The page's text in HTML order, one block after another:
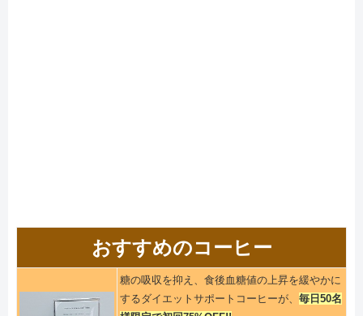
おすすめのコーヒー
糖の吸収を抑え、食後血糖値の上昇を緩やかに
するダイエットサポートコーヒーが、 毎日50名